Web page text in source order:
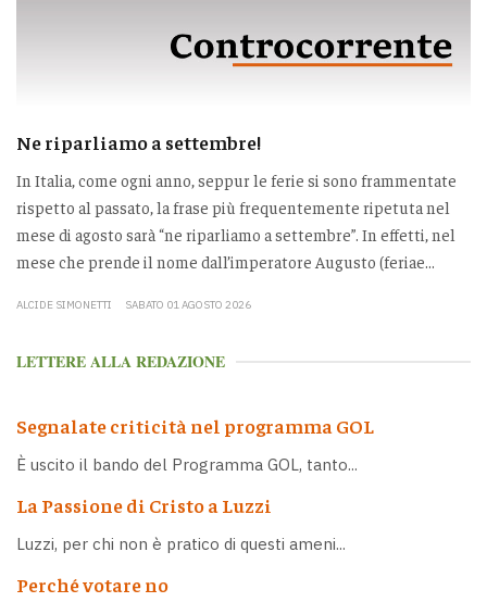
Ne riparliamo a settembre!
In Italia, come ogni anno, seppur le ferie si sono frammentate
rispetto al passato, la frase più frequentemente ripetuta nel
mese di agosto sarà “ne riparliamo a settembre”. In effetti, nel
mese che prende il nome dall’imperatore Augusto (feriae...
ALCIDE SIMONETTI SABATO 01 AGOSTO 2026
LETTERE ALLA REDAZIONE
Segnalate criticità nel programma GOL
È uscito il bando del Programma GOL, tanto...
La Passione di Cristo a Luzzi
Luzzi, per chi non è pratico di questi ameni...
Perché votare no